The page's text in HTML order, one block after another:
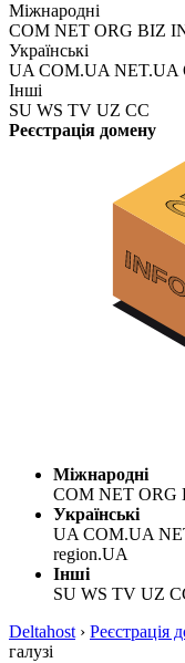
Міжнародні
COM NET ORG BIZ
Українські
UA COM.UA NET.UA
Інші
SU WS TV UZ CC
Реєстрація домену
Міжнародні
COM NET
Українські
UA COM.UA
region.UA
Інші
SU WS TV UZ
Deltahost › Реєстрація
галузі